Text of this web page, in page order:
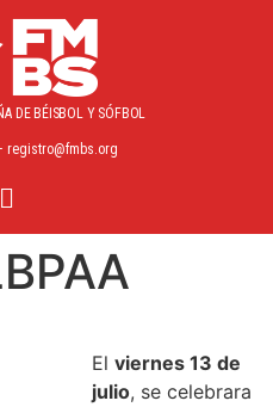
DE BÉISBOL Y SÓFBOL
registro@fmbs.org
El viernes 13 de
julio, se celebrara